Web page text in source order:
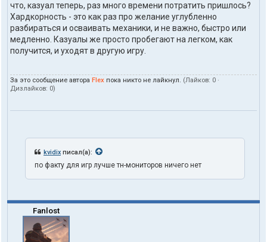
что, казуал теперь, раз много времени потратить пришлось?
Хардкорность - это как раз про желание углубленно
разбираться и осваивать механики, и не важно, быстро или
медленно. Казуалы же просто пробегают на легком, как
получится, и уходят в другую игру.
За это сообщение автора Flex пока никто не лайкнул. (Лайков: 0 ·
Дизлайков: 0)
kvidix писал(а):
по факту для игр лучше тн-мониторов ничего нет
Fanlost